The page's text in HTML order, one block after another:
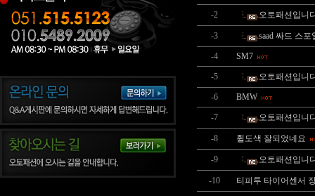
-2 오토패션입니
-3 saad 싸드 스
-4 SM7
-5 오토패션입니
-6 BMW
-7 오토패션입니
-8 휠도색 잘되었네요
-9 오토패션입니
-10 티피투 타이어센서